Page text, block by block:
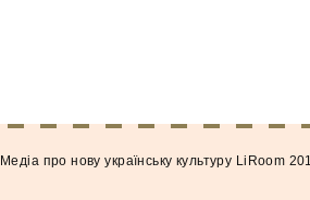
Медiа про нову українську культуру LiRoom